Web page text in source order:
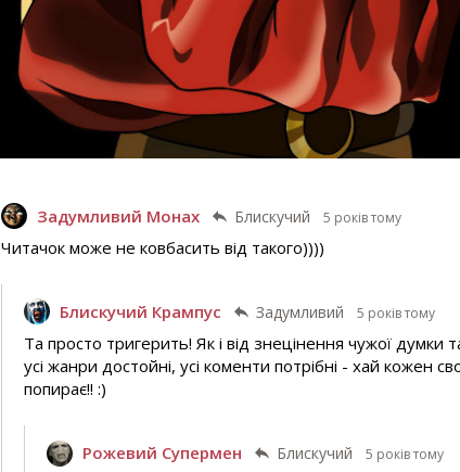
Задумливий Монах Блискучий 5 років тому
Читачок може не ковбасить від такого))))
Блискучий Крампус Задумливий 5 років тому
Та просто тригерить! Як і від знецінення чужої думки
усі жанри достойні, усі коменти потрібні - хай кожен
попирає!! :)
Рожевий Супермен Блискучий 5 років тому